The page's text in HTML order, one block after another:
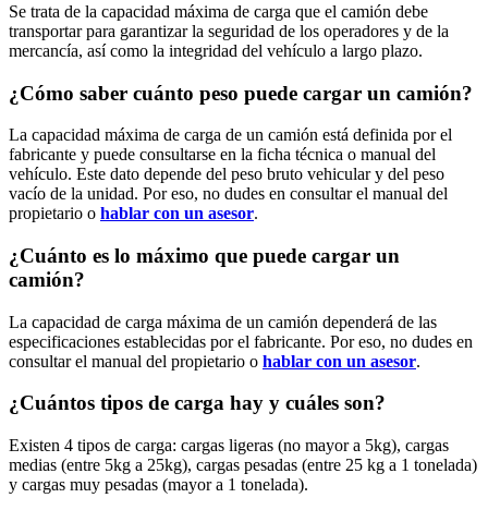
Se trata de la capacidad máxima de carga que el camión debe
transportar para garantizar la seguridad de los operadores y de la
mercancía, así como la integridad del vehículo a largo plazo.
¿Cómo saber cuánto peso puede cargar un camión?
La capacidad máxima de carga de un camión está definida por el
fabricante y puede consultarse en la ficha técnica o manual del
vehículo. Este dato depende del peso bruto vehicular y del peso
vacío de la unidad. Por eso, no dudes en consultar el manual del
propietario o hablar con un asesor.
¿Cuánto es lo máximo que puede cargar un
camión?
La capacidad de carga máxima de un camión dependerá de las
especificaciones establecidas por el fabricante. Por eso, no dudes en
consultar el manual del propietario o hablar con un asesor.
¿Cuántos tipos de carga hay y cuáles son?
Existen 4 tipos de carga: cargas ligeras (no mayor a 5kg), cargas
medias (entre 5kg a 25kg), cargas pesadas (entre 25 kg a 1 tonelada)
y cargas muy pesadas (mayor a 1 tonelada).